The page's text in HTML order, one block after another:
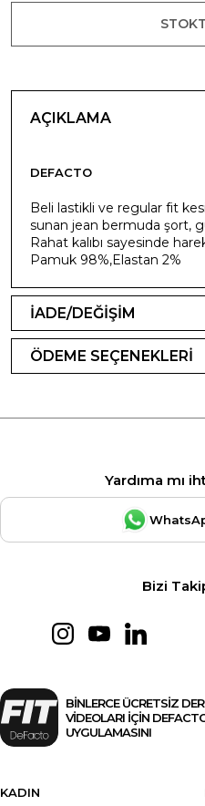
AÇIKLAMA
DEFACTO
Beli lastikli ve regular fit
sunan jean bermuda şort,
Rahat kalıbı sayesinde
Pamuk 98%,Elastan 2%
İADE/DEĞİŞİM
ÖDEME SEÇENEKLERİ
Yardıma mı
Bizi
BİNLERCE ÜCRETSİZ
VİDEOLARI İÇİN
UYGULAMASINI
KADIN